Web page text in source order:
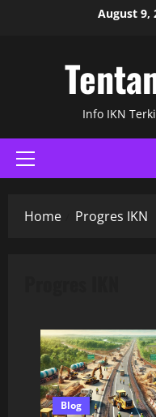
August 9,
Info IKN
Primary
Menu
Home Progres IKN
Blog